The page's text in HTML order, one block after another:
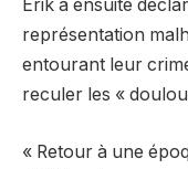
Erik a ensuite
représentation
entourant leur
reculer les «
« Retour à une